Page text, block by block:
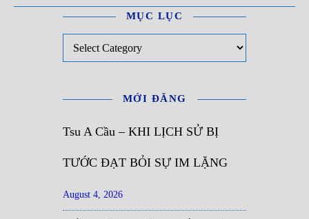
MỤC LỤC
MỚI ĐĂNG
Tsu A Cầu – KHI LỊCH SỬ BỊ
TƯỚC ĐẠT BỎI SỰ IM LẶNG
August 4, 2026